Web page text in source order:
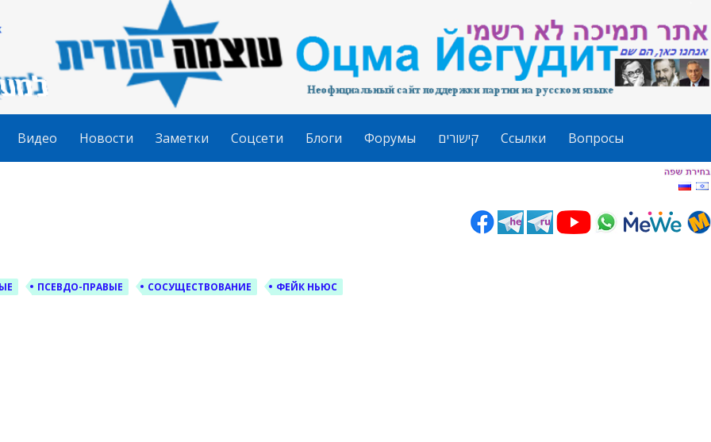
Видео Новости Заметки Соцсети Блоги Форумы קישורים Ссылки Вопросы
ПСЕВДО-ПРАВЫЕ СОСУЩЕСТВОВАНИЕ ФЕЙК НЬЮС